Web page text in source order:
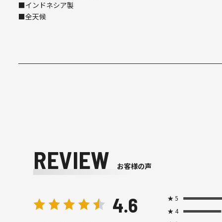
■インドネシア製
■全天候
REVIEW お客様の声
4.6 ★5
★4